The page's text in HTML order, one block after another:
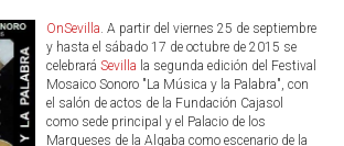
OnSevilla. A partir del viernes 25 de septiembre
y hasta el sábado 17 de octubre de 2015 se
celebrará Sevilla la segunda edición del Festival
Mosaico Sonoro "La Música y la Palabra", con
el salón de actos de la Fundación Cajasol
como sede principal y el Palacio de los
Marqueses de la Algaba como escenario de la